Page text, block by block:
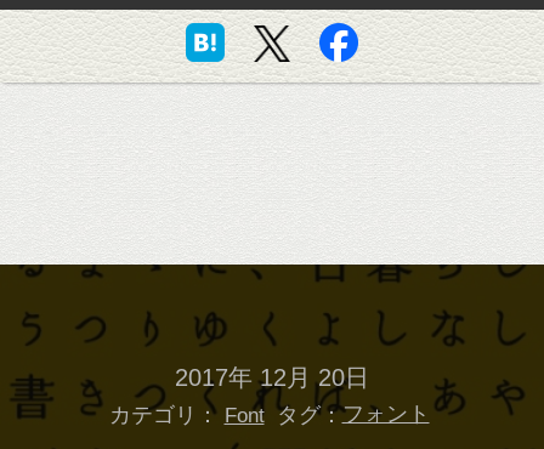
2017年 12月 20日
カテゴリ： Font タグ：フォント